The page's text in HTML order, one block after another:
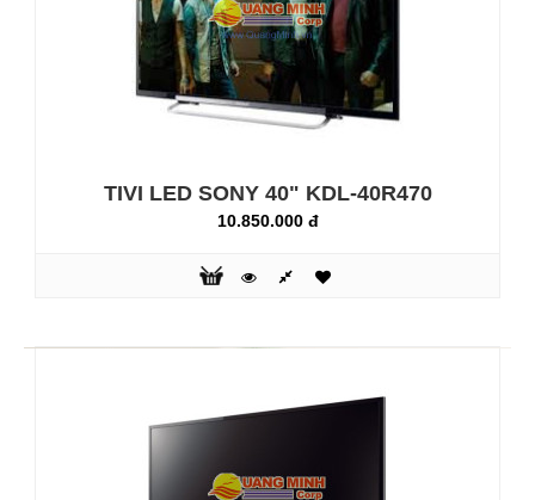
TIVI LED SONY 32" KDL-32W700B
10.800.000 đ
TV BRAVIA Internet đèn nền LED 32 inch: Từngsắc màu
W700B.Tích hợp công nghệ âm thanh cực hay và Wi-Fi cho
TIVI LED SONY 40" KDL-40R470
10.850.000 đ